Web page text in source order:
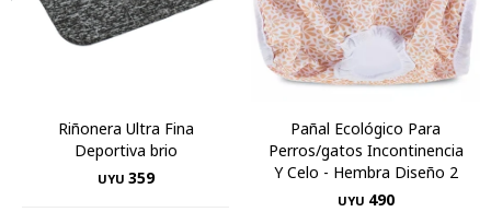
Riñonera Ultra Fina
Deportiva brio
UYU 359
Pañal Ecológico Para
Perros/gatos Incontinencia
Y Celo - Hembra Diseño 2
UYU 490